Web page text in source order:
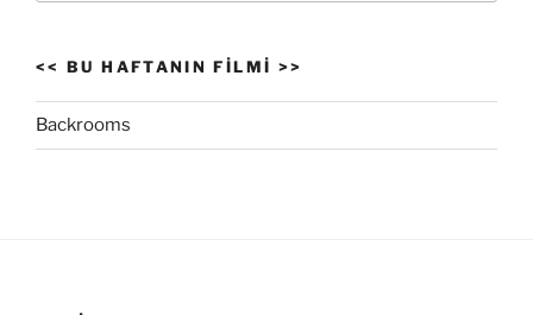
<< BU HAFTANIN FILMI >>
Backrooms